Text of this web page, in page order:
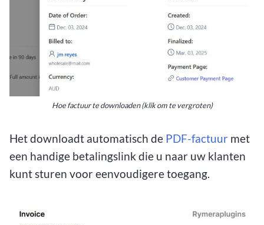
Hoe factuur te downloaden (klik om te vergroten)
Het downloadt automatisch de PDF-factuur met
een handige betalingslink die u naar uw klanten
kunt sturen voor eenvoudigere toegang.